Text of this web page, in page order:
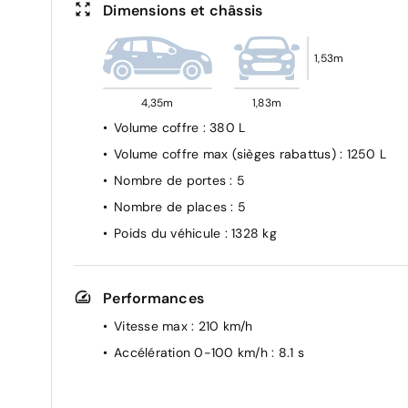
Dimensions et châssis
4,35m 1,83m
1,53m
Volume coffre : 380 L
Volume coffre max (sièges rabattus) : 1250 L
Nombre de portes: 5
Nombre de places: 5
Poids du véhicule : 1328 kg
Performances
Vitesse max : 210 km/h
Accélération 0-100 km/h : 8.1 s